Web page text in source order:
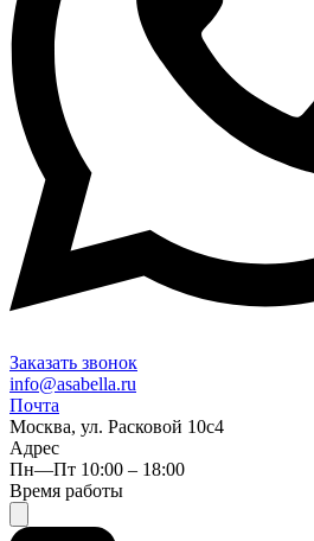
Заказать звонок
info@asabella.ru
Почта
Москва, ул. Расковой 10с4
Адрес
Пн—Пт 10:00 – 18:00
Время работы